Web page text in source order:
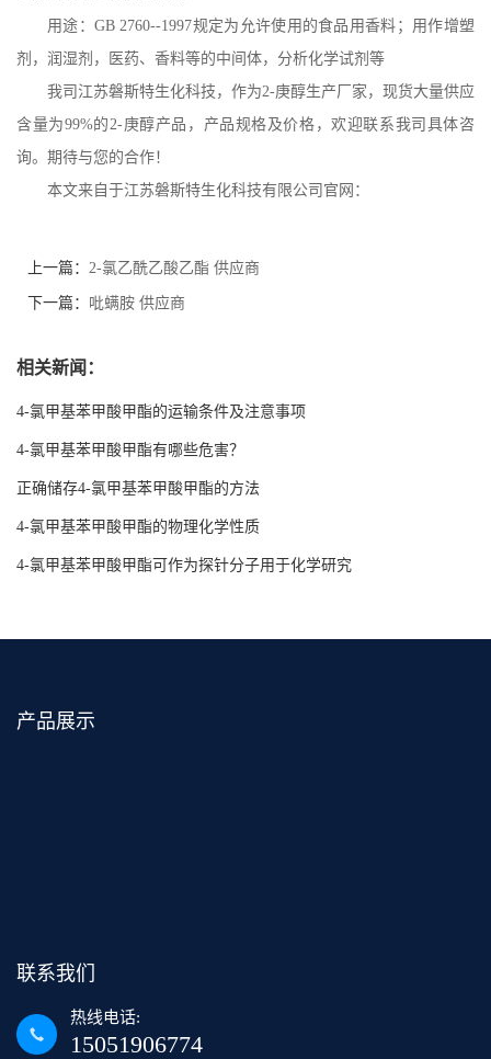
用途： GB 2760--1997规定为允许使用的食品用香料；用作增塑
剂，润湿剂，医药、香料等的中间体，分析化学试剂等
我司江苏磐斯特生化科技，作为2-庚醇生产厂家 ，现货大量供应
含量为99%的2-庚醇产品，产品规格及价格，欢迎联系我司具体咨
询。期待与您的合作！
本文来自于江苏磐斯特生化科技有限公司官网：
上一篇： 2-氯乙酰乙酸乙酯 供应商
下一篇： 吡螨胺 供应商
相关新闻：
4-氯甲基苯甲酸甲酯的运输条件及注意事项
4-氯甲基苯甲酸甲酯有哪些危害？
正确储存4-氯甲基苯甲酸甲酯的方法
4-氯甲基苯甲酸甲酯的物理化学性质
4-氯甲基苯甲酸甲酯可作为探针分子用于化学研究
产品展示
联系我们
热线电话:
15051906774